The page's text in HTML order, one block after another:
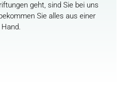
geht, sind Sie bei uns
Sie alles aus einer
Hand.